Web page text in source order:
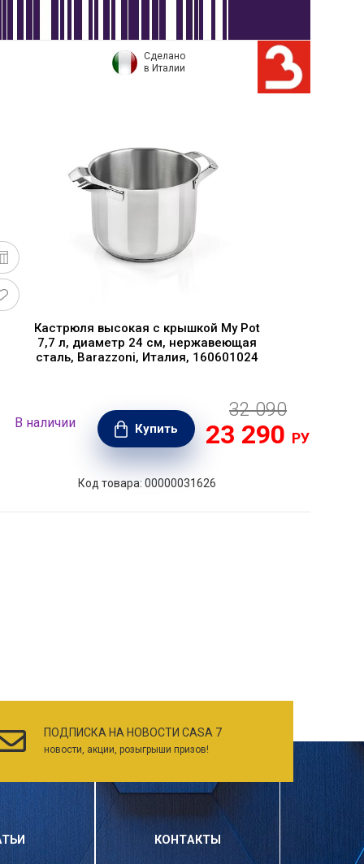
Сделано
в Италии
Кастрюля высокая с крышкой My Pot
7,7 л, диаметр 24 см, нержавеющая
сталь, Barazzoni, Италия, 160601024
В наличии Купить
32 090
23 290 РУБ.
Код товара: 00000031626
ПОДПИСКА НА НОВОСТИ CASA 7
новости, акции, розыгрыши призов!
КОНТАКТЫ